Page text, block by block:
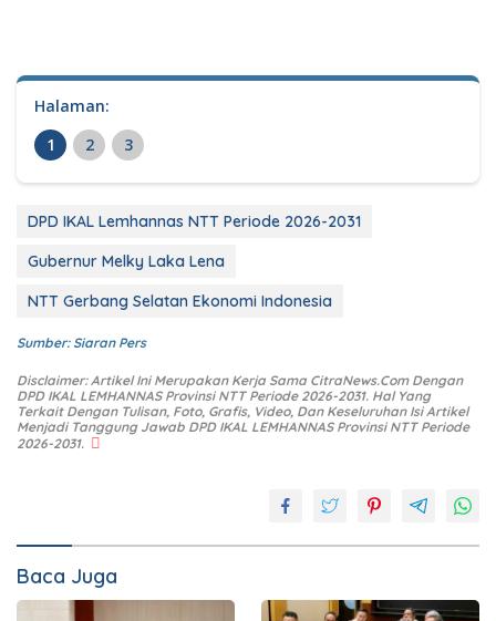
Halaman:
1
2 3
DPD IKAL Lemhannas NTT Periode 2026-2031
Gubernur Melky Laka Lena
NTT Gerbang Selatan Ekonomi Indonesia
Sumber: Siaran Pers
Disclaimer: Artikel Ini Merupakan Kerja Sama CitraNews.Com Dengan
DPD IKAL LEMHANNAS Provinsi NTT Periode 2026-2031. Hal Yang
Terkait Dengan Tulisan, Foto, Grafis, Video, Dan Keseluruhan Isi Artikel
Menjadi Tanggung Jawab DPD IKAL LEMHANNAS Provinsi NTT Periode
2026-2031.
Baca Juga